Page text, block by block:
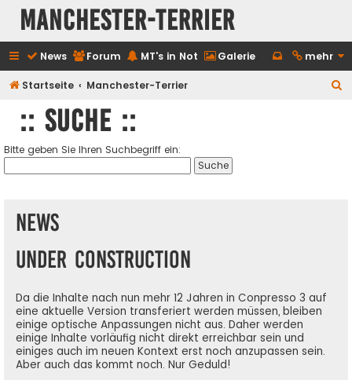
Manchester-Terrier
News Forum MT's in Not Galerie mehr
Startseite Manchester-Terrier
:: Suche ::
Bitte geben Sie Ihren Suchbegriff ein:
News
Under Construction
Da die Inhalte nach nun mehr 12 Jahren in Conpresso 3 auf
eine aktuelle Version transferiert werden müssen, bleiben
einige optische Anpassungen nicht aus. Daher werden
einige Inhalte vorläufig nicht direkt erreichbar sein und
einiges auch im neuen Kontext erst noch anzupassen sein.
Aber auch das kommt noch. Nur Geduld!